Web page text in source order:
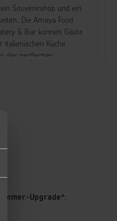
Souvenirshop und ein
Die Amaya Food
& Bar können Gäste
italienischen Küche
der gepflegten
und einen eigenen
Upgrade*: